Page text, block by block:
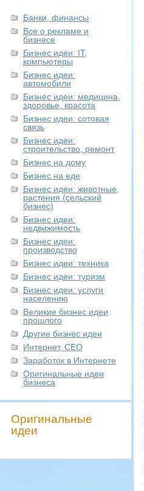
Банки, финансы
Все о рекламе и
бизнесе
Бизнес идеи: IT,
компьютеры
Бизнес идеи:
автомобили
Бизнес идеи: медицина,
здоровье, красота
Бизнес идеи: сотовая
связь
Бизнес идеи:
строительство, ремонт
Бизнес на дому
Бизнес на еде
Бизнес идеи: животные,
растения (сельский
бизнес)
Бизнес идеи:
недвижимость
Бизнес идеи:
производство
Бизнес идеи: техника
Бизнес идеи: туризм
Бизнес идеи: услуги
населению
Великие бизнес идеи
прошлого
Другие бизнес идеи
Интернет, СЕО
Заработок в Интернете
Оригинальные идеи
бизнеса
Оригинальные
идеи